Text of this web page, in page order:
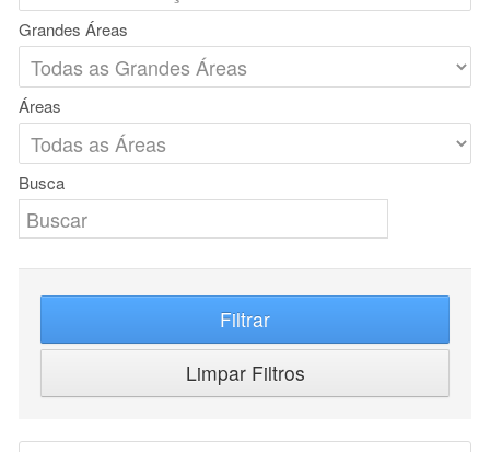
Grandes Áreas
Áreas
Busca
Filtrar
Limpar Filtros